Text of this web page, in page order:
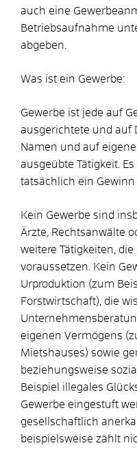
auch eine
Betriebsaufnahme
abgeben.
Was ist ein Gewerbe:
Gewerbe ist jede auf
ausgerichtete und auf
Namen und auf
ausgeübte Tätigkeit.
tatsächlich ein Gewinn
Kein Gewerbe sind
Ärzte, Rechtsanwälte
weitere Tätigkeiten,
voraussetzen. Kein
Urproduktion (zum
Forstwirtschaft), die
eigenen Vermögens
Mietshauses) sowie
beziehungsweise
Beispiel illegales
Gewerbe eingestuft
gesellschaftlich
beispielsweise zählt